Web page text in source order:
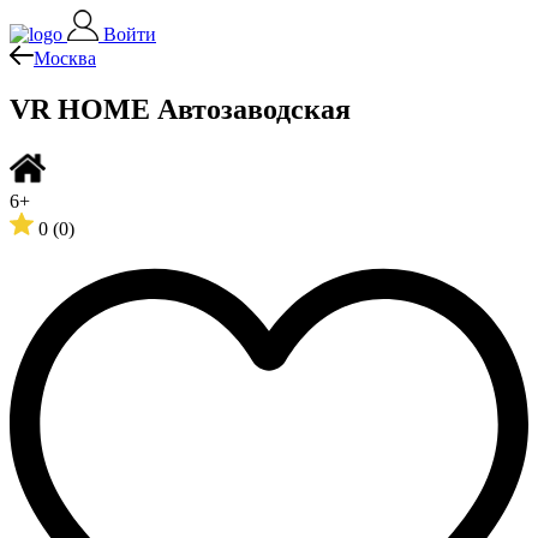
Войти
Москва
VR HOME Автозаводская
6+
0 (0)